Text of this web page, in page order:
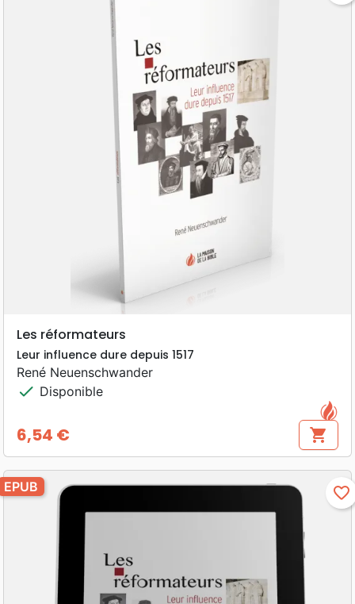
Les réformateurs
Leur influence dure depuis 1517
René Neuenschwander
check Disponible
Prix
6,54 € shopping_cart
EPUB favorite_border